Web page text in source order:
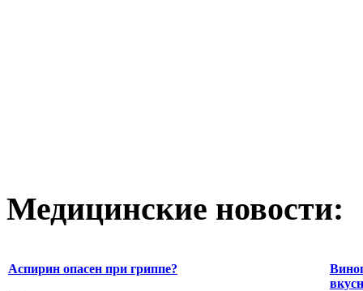
Медицинские новости:
Аспирин опасен при гриппе?